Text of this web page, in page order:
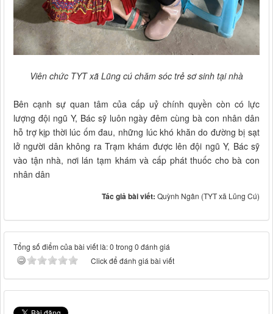
Viên chức TYT xã Lũng cú chăm sóc trẻ sơ sinh tại nhà
Bên cạnh sự quan tâm của cấp uỷ chính quyền còn có lực
lượng đội ngũ Y, Bác sỹ luôn ngày đêm cùng bà con nhân dân
hỗ trợ kịp thời lúc ốm đau, những lúc khó khăn do đường bị sạt
lở người dân không ra Trạm khám được lên đội ngũ Y, Bác sỹ
vào tận nhà, nơi lán tạm khám và cấp phát thuốc cho bà con
nhân dân
Tác giả bài viết: Quỳnh Ngân (TYT xã Lũng Cú)
Tổng số điểm của bài viết là: 0 trong 0 đánh giá
Click để đánh giá bài viết